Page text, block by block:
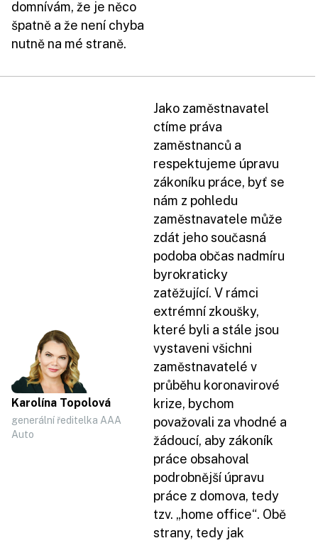
domnívám, že je něco
špatně a že není chyba
nutně na mé straně.
Karolína Topolová
generální ředitelka AAA
Auto
Jako zaměstnavatel
ctíme práva
zaměstnanců a
respektujeme úpravu
zákoníku práce, byť se
nám z pohledu
zaměstnavatele může
zdát jeho současná
podoba občas nadmíru
byrokraticky
zatěžující. V rámci
extrémní zkoušky,
které byli a stále jsou
vystaveni všichni
zaměstnavatelé v
průběhu koronavirové
krize, bychom
považovali za vhodné a
žádoucí, aby zákoník
práce obsahoval
podrobnější úpravu
práce z domova, tedy
tzv. „home office“. Obě
strany, tedy jak